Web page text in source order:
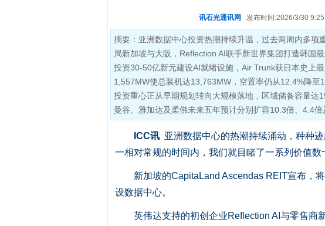
讯石光通讯网 发布时间:2026/3/30
摘要：亚洲数据中心投资热潮持续升温，过去两周内多
局新加坡与大阪，Reflection AI联手新世界集团打造韩国
投资30-50亿新元建设AI就绪设施，Air Trunk获日本史上
1,557MW使总装机达13,763MW，空置率仍从12.4%降至
投资重心正从早期规划转向大规模落地，区域储备容量达
曼谷、雅加达及柔佛未来五年预计分别扩容10.3倍、4.4倍
ICC讯 亚洲数据中心的热潮持续涌动，种种
一相对常规的时间内，我们就目睹了一系列价值数
新加坡的CapitaLand Ascendas REIT宣布，将
设数据中心。
英伟达支持的初创企业Reflection AI与零售商